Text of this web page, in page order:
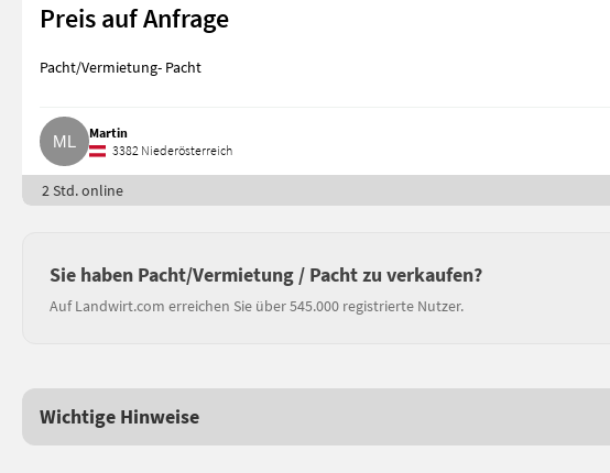
Preis auf Anfrage
Pacht/Vermietung- Pacht
Martin
3382 Niederösterreich
2 Std. online
Sie haben Pacht/Vermietung / Pacht zu verkaufen?
Auf Landwirt.com erreichen Sie über 545.000 registrierte Nutzer.
Wichtige Hinweise